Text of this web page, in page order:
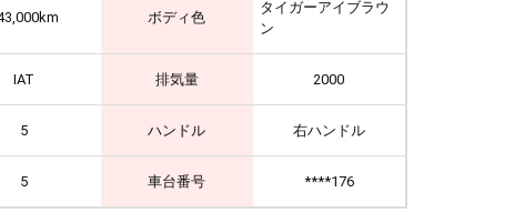
ボディ色
タイガーアイブラウ
ン
IAT 排気量 2000
5 ハンドル 右ハンドル
5 車台番号 ****176